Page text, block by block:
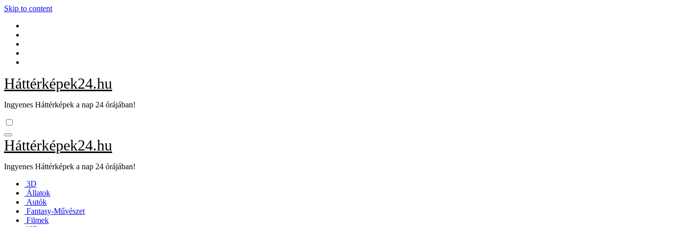
Skip to content
Háttérképek24.hu
Ingyenes Háttérképek a nap 24 órájában!
Háttérképek24.hu
Ingyenes Háttérképek a nap 24 órájában!
3D
Állatok
Autók
Fantasy-Művészet
Filmek